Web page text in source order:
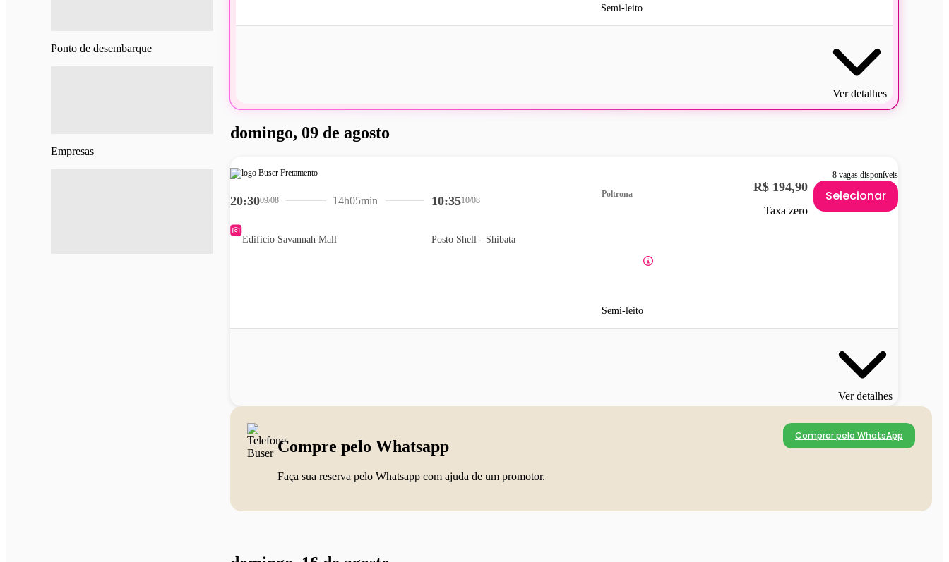
Ponto de desembarque
Empresas
Semi-leito
Ver detalhes
domingo, 09 de agosto
8 vagas disponíveis
20:3009/08
Edificio Savannah Mall
10:3510/08
Posto Shell - Shibata
14h05min
Poltrona
Semi-leito
R$ 194,90
Taxa zero
Selecionar
Ver detalhes
Compre pelo Whatsapp
Faça sua reserva pelo Whatsapp com ajuda de um promotor.
Comprar pelo WhatsApp